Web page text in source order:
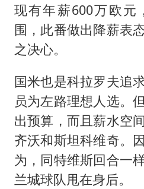
现有年薪600万欧元
围，此番做出降薪表
之决心。
国米也是科拉罗夫追
员为左路理想人选。
出预算，而且薪水空
齐沃和斯坦科维奇。
为，同特维斯回合一
兰城球队甩在身后。